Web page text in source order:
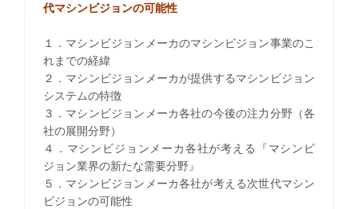
代マシンビジョンの可能性
１．マシンビジョンメーカのマシンビジョン事業のこ
れまでの経緯
２．マシンビジョンメーカが提供するマシンビジョン
システムの特徴
３．マシンビジョンメーカ各社の今後の注力分野（各
社の展開分野）
４．マシンビジョンメーカ各社が考える『マシンビ
ジョン業界の新たな需要分野』
５．マシンビジョンメーカ各社が考える次世代マシン
ビジョンの可能性